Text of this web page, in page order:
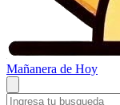
Mañanera de Hoy